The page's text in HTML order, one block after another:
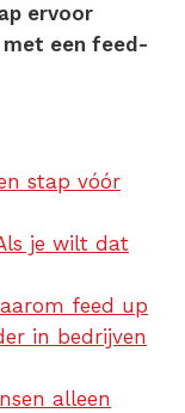
ervoor
een feed-
stap vóór
je wilt dat
feed up
in bedrijven
alleen